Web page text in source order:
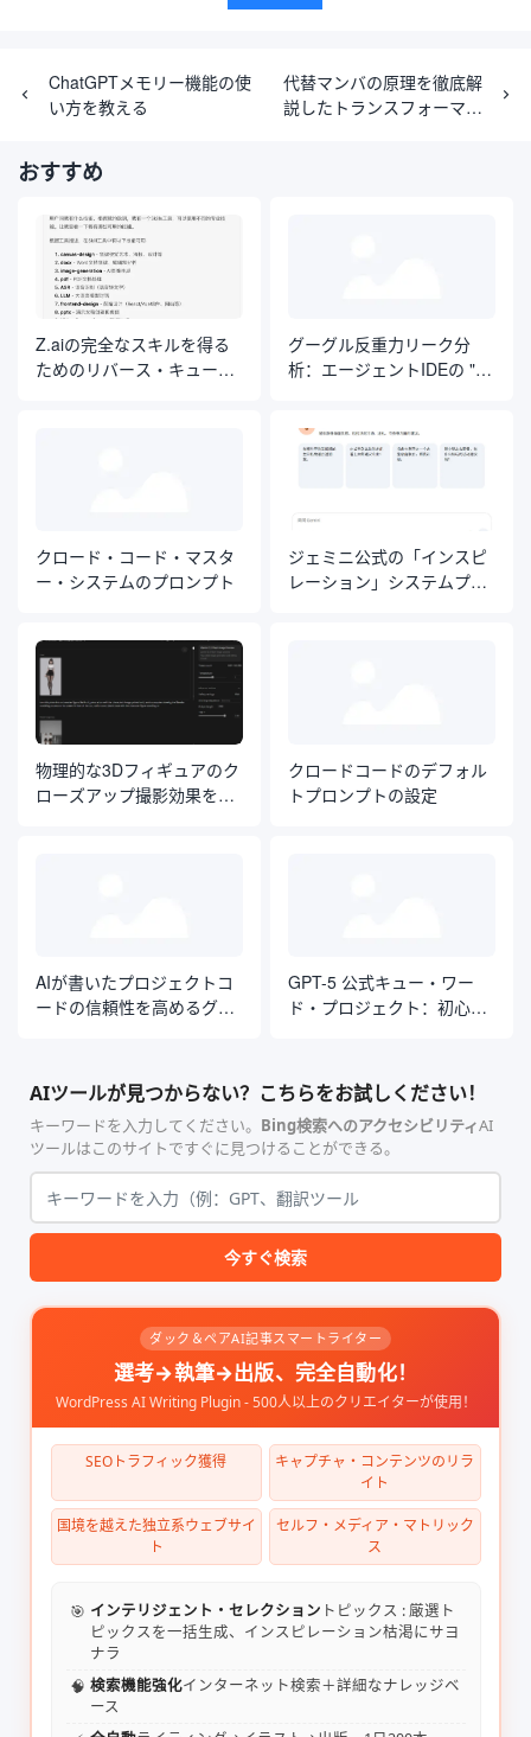
ChatGPTメモリー機能の使
い方を教える
代替マンバの原理を徹底解
説したトランスフォーマー
おすすめ
Z.aiの完全なスキルを得る
ためのリバース・キュー・
グーグル反重力リーク分
析：エージェントIDEの "自
クロード・コード・マスタ
ー・システムのプロンプト
ジェミニ公式の「インスピ
レーション」システムプロ
物理的な3Dフィギュアのク
ローズアップ撮影効果を生
クロードコードのデフォル
トプロンプトの設定
AIが書いたプロジェクトコ
ードの信頼性を高めるグロ
GPT-5 公式キュー・ワー
ド・プロジェクト：初心者
AIツールが見つからない？こちらをお試しください！
キーワードを入力してください。 Bing検索へのアクセシビリティAI
ツールはこのサイトですぐに見つけることができる。
今すぐ検索
ダック＆ペアAI記事スマートライター
選考→執筆→出版、完全自動化！
WordPress AI Writing Plugin - 500人以上のクリエイターが使用！
SEOトラフィック獲得
キャプチャ・コンテンツのリラ
イト
国境を越えた独立系ウェブサイ
ト
セルフ・メディア・マトリック
ス
🎯 インテリジェント・セレクション トピックス : 厳選ト
ピックスを一括生成、インスピレーション枯渇にサヨ
ナラ
🧠 検索機能強化インターネット検索＋詳細なナレッジベ
ース